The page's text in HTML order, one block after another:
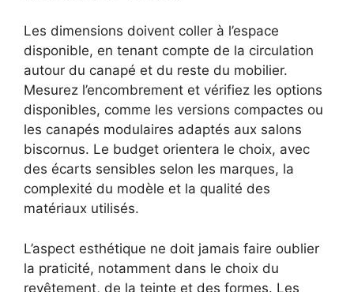
Les dimensions doivent coller à l’espace
disponible, en tenant compte de la circulation
autour du canapé et du reste du mobilier.
Mesurez l’encombrement et vérifiez les options
disponibles, comme les versions compactes ou
les canapés modulaires adaptés aux salons
biscornus. Le budget orientera le choix, avec
des écarts sensibles selon les marques, la
complexité du modèle et la qualité des
matériaux utilisés.
L’aspect esthétique ne doit jamais faire oublier
la praticité, notamment dans le choix du
revêtement, de la teinte et des formes. Les